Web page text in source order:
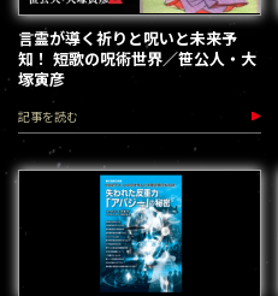
言霊が導く祈りと呪いと未来予
知！ 短歌の呪術世界／笹公人・大
塚寅彦
記事を読む